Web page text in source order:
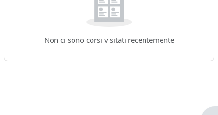
Non ci sono corsi visitati recentemente